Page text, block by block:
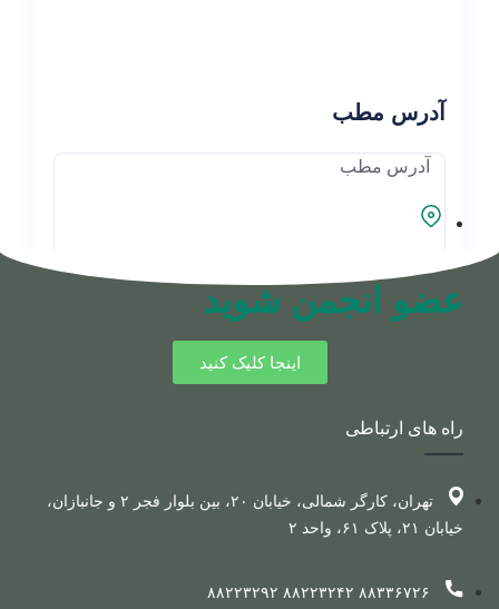
آدرس مطب
آدرس مطب
عضو انجمن شوید
اینجا کلیک کنید
راه های ارتباطی
تهران، کارگر شمالی، خیابان ۲۰، بین بلوار فجر ۲ و جانبازان،
خیابان ۲۱، پلاک ۶۱، واحد ۲
۸۸۳۳۶۷۲۶ ۸۸۲۲۳۲۴۲ ۸۸۲۲۳۲۹۲